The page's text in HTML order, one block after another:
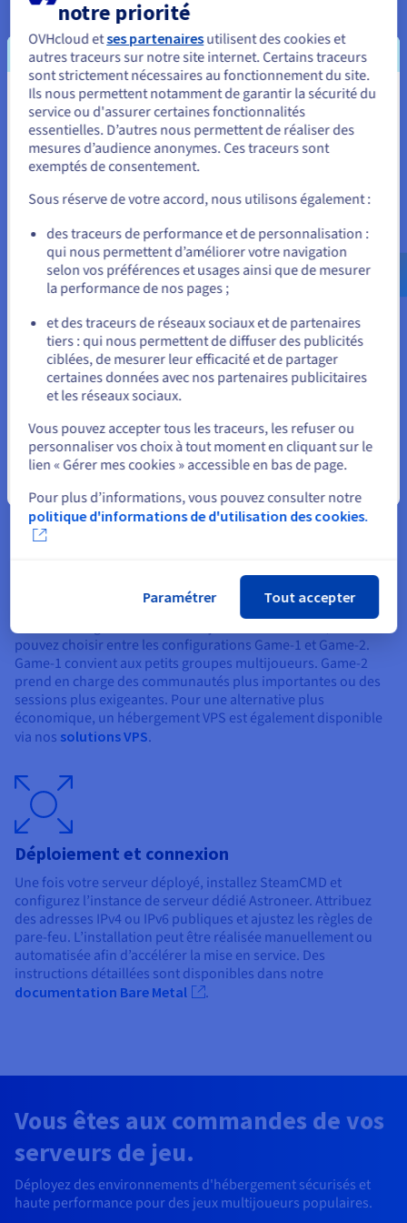
communautaires tels que Discord ou TeamSpeak.
Configuration d'un serveur dédié
Astroneer
Configuration requise et préparation
Pour héberger un serveur Astroneer, vous avez besoin d’un
système d’exploitation 64 bits, d’au moins 8 Go de RAM et d’un
espace de stockage suffisant pour les sauvegardes et les
haut débit stable sont également recommandés. Nos serveurs
Game dépassent ces exigences et permettent d’assurer des
sessions multijoueurs optimales pour jusqu’à quatre joueurs
Choisir la bonne solution d’hébergement
pouvez choisir entre les configurations Game-1 et Game-2.
Game-1 convient aux petits groupes multijoueurs. Game-2
prend en charge des communautés plus importantes ou des
sessions plus exigeantes. Pour une alternative plus
économique, un hébergement VPS est également disponible
via nos solutions VPS.
Déploiement et connexion
Une fois votre serveur déployé, installez SteamCMD et
configurez l’instance de serveur dédié Astroneer. Attribuez
des adresses IPv4 ou IPv6 publiques et ajustez les règles de
pare-feu. L’installation peut être réalisée manuellement ou
automatisée afin d’accélérer la mise en service. Des
instructions détaillées sont disponibles dans notre
documentation Bare Metal .
Vous êtes aux commandes de vos
serveurs de jeu.
Déployez des environnements d'hébergement sécurisés et
haute performance pour des jeux multijoueurs populaires.
Vous semblez être localisé en États-
Unis.
Pour commander, rendez-vous sur le site de votre pays (États-
Allez sur le site États-Unis
us.ovhcloud.com/
Anglais USD - $
ou
Rester sur le site actuel
Sélectionner un autre site web
notre priorité
OVHcloud etses partenairesutilisent des cookies et
autres traceurs sur notre site internet. Certains traceurs
sont strictement nécessaires au fonctionnement du site.
Ils nous permettent notamment de garantir la sécurité du
service ou d'assurer certaines fonctionnalités
essentielles. D’autres nous permettent de réaliser des
mesures d’audience anonymes. Ces traceurs sont
exemptés de consentement.
Sous réserve de votre accord, nous utilisons également :
des traceurs de performance et de personnalisation :
qui nous permettent d’améliorer votre navigation
selon vos préférences et usages ainsi que de mesurer
la performance de nos pages ;
et des traceurs de réseaux sociaux et de partenaires
tiers : qui nous permettent de diffuser des publicités
ciblées, de mesurer leur efficacité et de partager
certaines données avec nos partenaires publicitaires
et les réseaux sociaux.
Vous pouvez accepter tous les traceurs, les refuser ou
personnaliser vos choix à tout moment en cliquant sur le
lien « Gérer mes cookies » accessible en bas de page.
Pour plus d’informations, vous pouvez consulter notre
politique d'informations de d'utilisation des cookies.
Paramétrer Tout accepter